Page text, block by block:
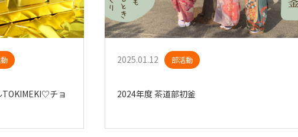
TOKIMEKI♡チョ
2025.01.12 部活動
2024年度 茶道部初釜